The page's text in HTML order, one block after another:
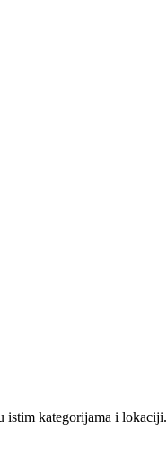
istim kategorijama i lokaciji.